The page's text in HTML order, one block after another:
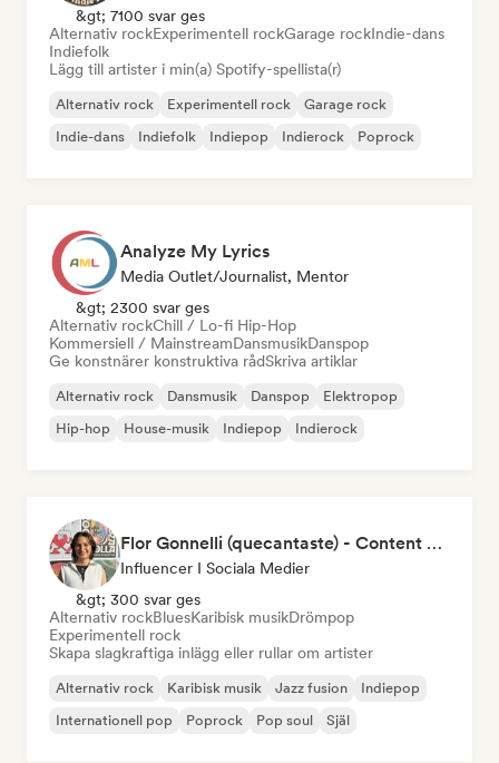
&gt; 7100 svar ges
Alternativ rockExperimentell rockGarage rockIndie-dans
Indiefolk
Lägg till artister i min(a) Spotify-spellista(r)
Alternativ rock Experimentell rock
Garage rock
Indie-dans
Indiefolk Indiepop Indierock Poprock
Analyze My Lyrics
Media Outlet/Journalist, Mentor
&gt; 2300 svar ges
Alternativ rockChill / Lo-fi Hip-Hop
Kommersiell / MainstreamDansmusikDanspop
Ge konstnärer konstruktiva rådSkriva artiklar
Alternativ rock Dansmusik Danspop
Elektropop
Hip-hop
House-musik Indiepop Indierock
Flor Gonnelli (quecantaste) - Content Creator
Influencer I Sociala Medier
&gt; 300 svar ges
Alternativ rockBluesKaribisk musikDrömpop
Experimentell rock
Skapa slagkraftiga inlägg eller rullar om artister
Alternativ rock Karibisk musik Jazz fusion
Indiepop
Internationell pop
Poprock Pop soul Själ